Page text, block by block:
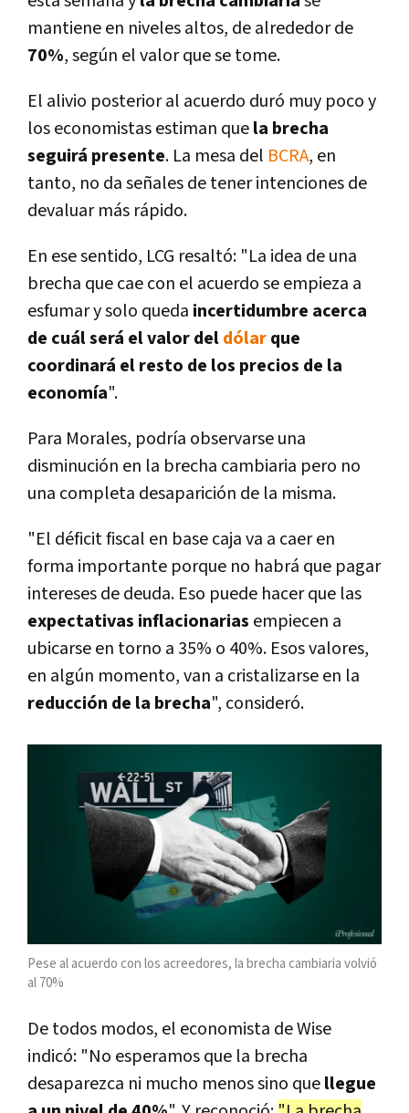
mantiene en niveles altos, de alrededor de
70%, según el valor que se tome.
El alivio posterior al acuerdo duró muy poco y
los economistas estiman quela brecha
seguirá presente. La mesa del BCRA, en
tanto, no da señales de tener intenciones de
devaluar más rápido.
En ese sentido, LCG resaltó: "La idea de una
brecha que cae con el acuerdo se empieza a
esfumar y solo queda incertidumbre acerca
de cuál será el valor deldólarque
coordinará el resto de los precios de la
economía".
Para Morales, podría observarse una
disminución en la brecha cambiaria pero no
una completa desaparición de la misma.
"El déficit fiscal en base caja va a caer en
forma importante porque no habrá que pagar
intereses de deuda. Eso puede hacer que las
expectativas inflacionarias empiecen a
ubicarse en torno a 35% o 40%. Esos valores,
en algún momento, van a cristalizarse en la
reducción de la brecha", consideró.
Pese al acuerdo con los acreedores, la brecha cambiaria volvió
al 70%
De todos modos, el economista de Wise
indicó: "No esperamos que la brecha
desaparezca ni mucho menos sino quellegue